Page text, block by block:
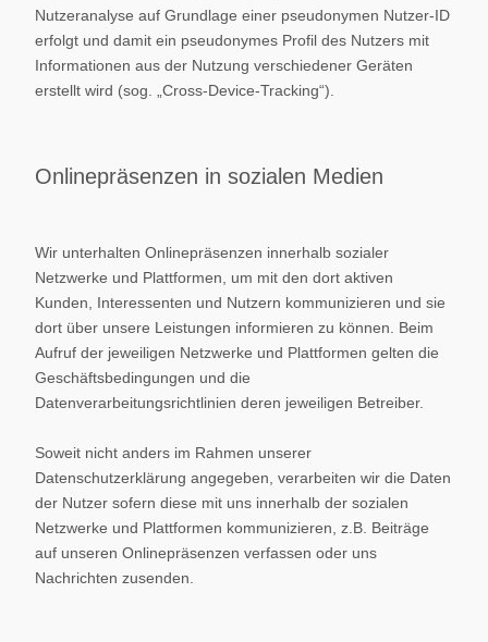
Nutzeranalyse auf Grundlage einer pseudonymen Nutzer-ID
erfolgt und damit ein pseudonymes Profil des Nutzers mit
Informationen aus der Nutzung verschiedener Geräten
erstellt wird (sog. „Cross-Device-Tracking“).
Onlinepräsenzen in sozialen Medien
Wir unterhalten Onlinepräsenzen innerhalb sozialer
Netzwerke und Plattformen, um mit den dort aktiven
Kunden, Interessenten und Nutzern kommunizieren und sie
dort über unsere Leistungen informieren zu können. Beim
Aufruf der jeweiligen Netzwerke und Plattformen gelten die
Geschäftsbedingungen und die
Datenverarbeitungsrichtlinien deren jeweiligen Betreiber.
Soweit nicht anders im Rahmen unserer
Datenschutzerklärung angegeben, verarbeiten wir die Daten
der Nutzer sofern diese mit uns innerhalb der sozialen
Netzwerke und Plattformen kommunizieren, z.B. Beiträge
auf unseren Onlinepräsenzen verfassen oder uns
Nachrichten zusenden.